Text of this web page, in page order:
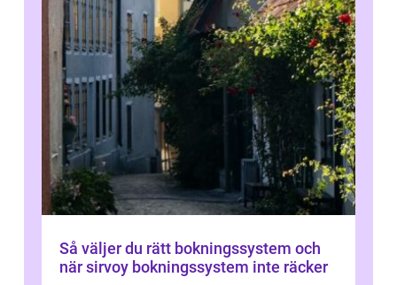
Så väljer du rätt bokningssystem och
när sirvoy bokningssystem inte räcker